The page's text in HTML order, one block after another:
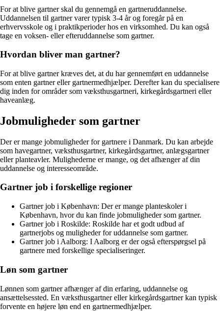
For at blive gartner skal du gennemgå en gartneruddannelse.
Uddannelsen til gartner varer typisk 3-4 år og foregår på en
erhvervsskole og i praktikperioder hos en virksomhed. Du kan også
tage en voksen- eller efteruddannelse som gartner.
Hvordan bliver man gartner?
For at blive gartner kræves det, at du har gennemført en uddannelse
som enten gartner eller gartnermedhjælper. Derefter kan du specialisere
dig inden for områder som væksthusgartneri, kirkegårdsgartneri eller
haveanlæg.
Jobmuligheder som gartner
Der er mange jobmuligheder for gartnere i Danmark. Du kan arbejde
som havegartner, væksthusgartner, kirkegårdsgartner, anlægsgartner
eller planteavler. Mulighederne er mange, og det afhænger af din
uddannelse og interesseområde.
Gartner job i forskellige regioner
Gartner job i København: Der er mange planteskoler i
København, hvor du kan finde jobmuligheder som gartner.
Gartner job i Roskilde: Roskilde har et godt udbud af
gartnerjobs og muligheder for uddannelse som gartner.
Gartner job i Aalborg: I Aalborg er der også efterspørgsel på
gartnere med forskellige specialiseringer.
Løn som gartner
Lønnen som gartner afhænger af din erfaring, uddannelse og
ansættelsessted. En væksthusgartner eller kirkegårdsgartner kan typisk
forvente en højere løn end en gartnermedhjælper.